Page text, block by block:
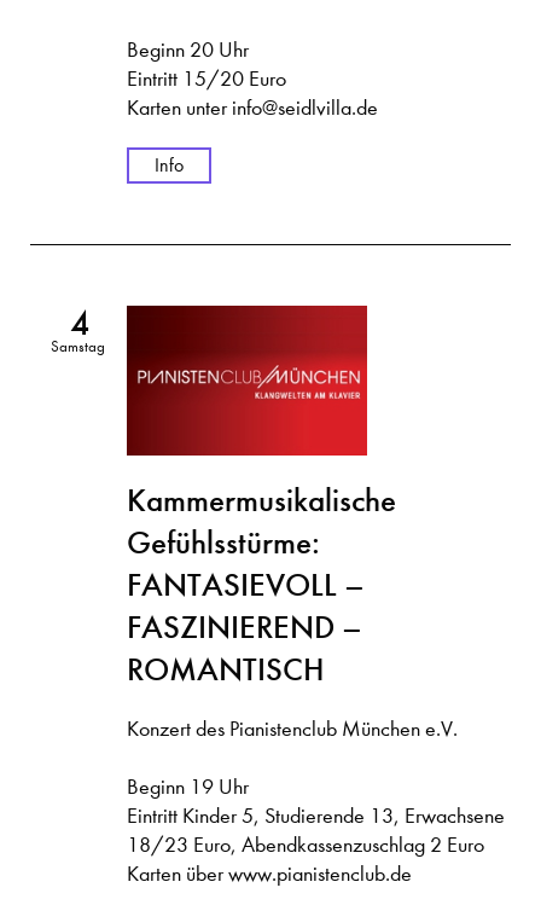
Beginn 20 Uhr
Eintritt 15/20 Euro
Karten unter info@seidlvilla.de
Info
4
Samstag
Kammermusikalische
Gefühlsstürme:
FANTASIEVOLL –
FASZINIEREND –
ROMANTISCH
Konzert des Pianistenclub München e.V.
Beginn 19 Uhr
Eintritt Kinder 5, Studierende 13, Erwachsene
18/23 Euro, Abendkassenzuschlag 2 Euro
Karten überwww.pianistenclub.de